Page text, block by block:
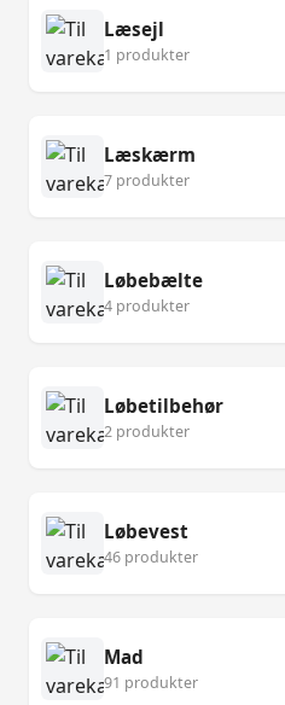
Læsejl
1 produkter
Læskærm
7 produkter
Løbebælte
4 produkter
Løbetilbehør
2 produkter
Løbevest
46 produkter
Mad
91 produkter